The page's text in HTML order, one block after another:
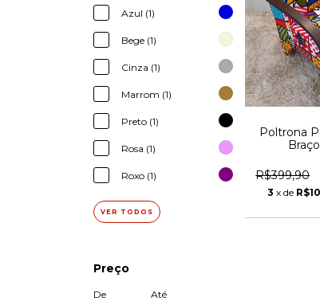
Azul (1)
Bege (1)
Cinza (1)
Marrom (1)
Preto (1)
Rosa (1)
Roxo (1)
VER TODOS
Preço
De Até
Poltrona
R$399,90
3 x de